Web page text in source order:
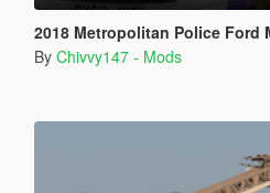
2018 Metropolitan Police Ford
By Chivvy147 - Mods